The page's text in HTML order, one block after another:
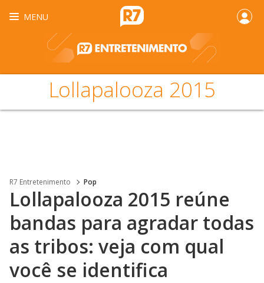
MENU
Lollapalooza 2015
R7 Entretenimento Pop
Lollapalooza 2015 reúne
bandas para agradar todas
as tribos: veja com qual
você se identifica